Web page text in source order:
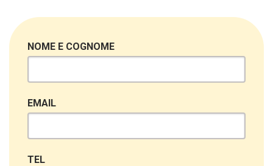
NOME E COGNOME
EMAIL
TEL